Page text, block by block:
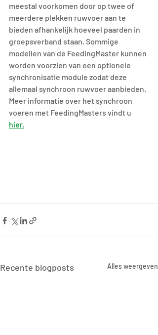
meestal voorkomen door op twee of
meerdere plekken ruwvoer aan te
bieden afhankelijk hoeveel paarden in
groepsverband staan. Sommige
modellen van de FeedingMaster kunnen
worden voorzien van een optionele
synchronisatie module zodat deze
allemaal synchroon ruwvoer aanbieden.
Meer informatie over het synchroon
voeren met FeedingMasters vindt u
hier.
Recente blogposts Alles weergeven